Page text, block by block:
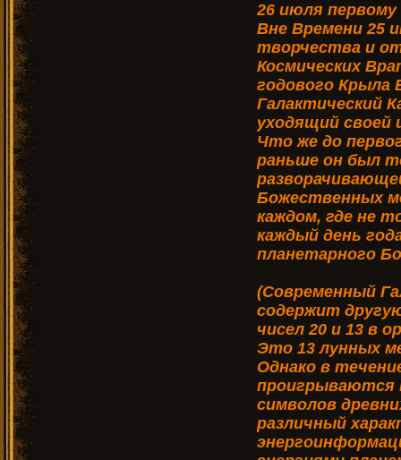
26 июля
Вне Времени 25
творчества и
Космических
годового Крыла
Галактический
уходящий своей
Что же до
раньше он был
Божественных
каждом, где не
каждый день
планетарного
(Современный
содержит
чисел 20 и 13 в
Это 13 лунных
Однако в
проигрываются
символов
различный